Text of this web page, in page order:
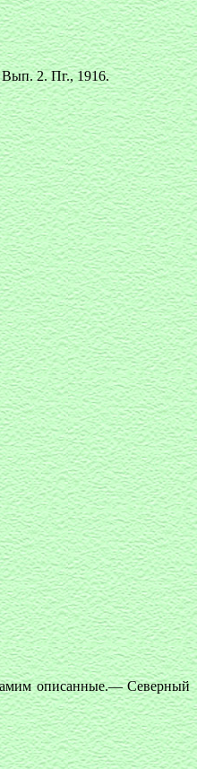
2. Пг., 1916.
описанные.— Северный